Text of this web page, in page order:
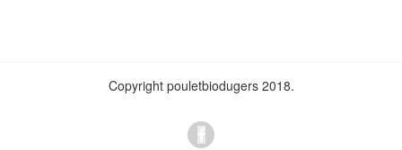
Copyright pouletbiodugers 2018.